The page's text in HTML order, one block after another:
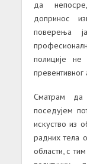
да
допринос
поверења
полиције
превентивног
Сматрам да
поседујем
искуство из
радних тела
области, с